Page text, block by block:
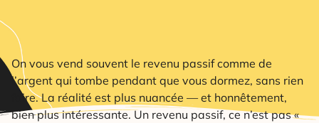
On vous vend souvent le revenu passif comme de
l’argent qui tombe pendant que vous dormez, sans rien
faire. La réalité est plus nuancée — et honnêtement,
bien plus intéressante. Un revenu passif, ce n’est pas «